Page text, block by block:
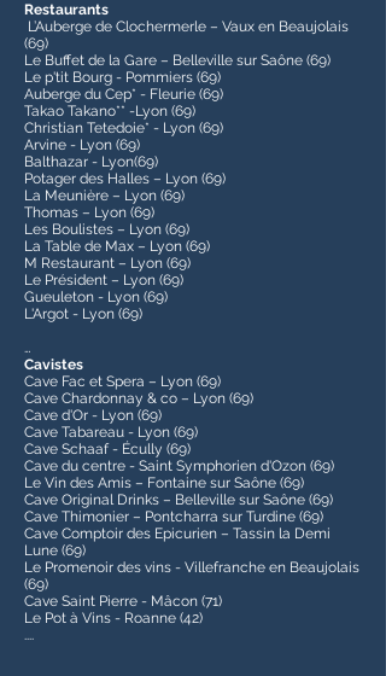
Restaurants
L’Auberge de Clochermerle – Vaux en Beaujolais
(69)
Le Buffet de la Gare – Belleville sur Saône (69)
Le p'tit Bourg - Pommiers (69)
Auberge du Cep* - Fleurie (69)
Takao Takano** -Lyon (69)
Christian Tetedoie* - Lyon (69)
Arvine - Lyon (69)
Balthazar - Lyon(69)
Potager des Halles – Lyon (69)
La Meunière – Lyon (69)
Thomas – Lyon (69)
Les Boulistes – Lyon (69)
La Table de Max – Lyon (69)
M Restaurant – Lyon (69)
Le Président – Lyon (69)
Gueuleton - Lyon (69)
L'Argot - Lyon (69)
…
Cavistes
Cave Fac et Spera – Lyon (69)
Cave Chardonnay & co – Lyon (69)
Cave d'Or - Lyon (69)
Cave Tabareau - Lyon (69)
Cave Schaaf - Écully (69)
Cave du centre - Saint Symphorien d'Ozon (69)
Le Vin des Amis – Fontaine sur Saône (69)
Cave Original Drinks – Belleville sur Saône (69)
Cave Thimonier – Pontcharra sur Turdine (69)
Cave Comptoir des Epicurien – Tassin la Demi
Lune (69)
Le Promenoir des vins - Villefranche en Beaujolais
(69)
Cave Saint Pierre - Mâcon (71)
Le Pot à Vins - Roanne (42)
....